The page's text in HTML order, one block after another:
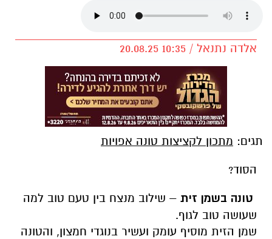
אלדה נתנאל / 10:35 20.08.25
תגים: מתכון לקציצות טונה אפויות
הסוד?
טונה בשמן זית – שילוב מנצח בין טעם טוב למה
שעושה טוב לגוף.
שמן הזית מוסיף עומק ועשיר בנוגדי חמצון, והטונה